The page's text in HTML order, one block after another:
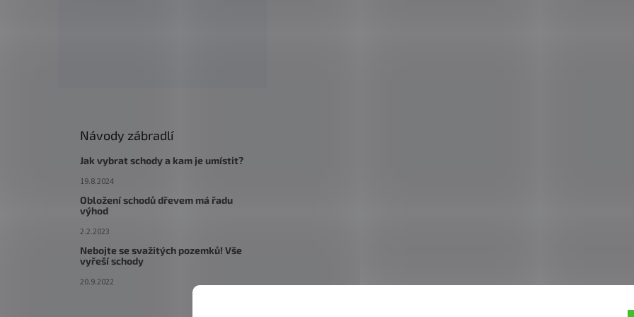
Návody zábradlí
Jak vybrat schody a kam je umístit?
19.8.2024
Obložení schodů dřevem má řadu
výhod
2.2.2023
Nebojte se svažitých pozemků! Vše
vyřeší schody
20.9.2022